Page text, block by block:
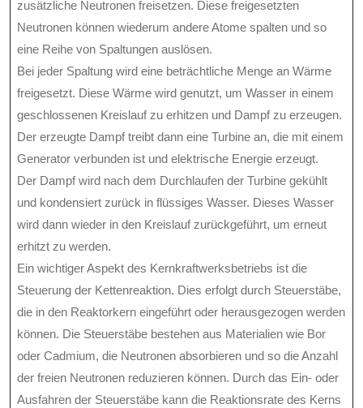
zusätzliche Neutronen freisetzen. Diese freigesetzten
Neutronen können wiederum andere Atome spalten und so
eine Reihe von Spaltungen auslösen.
Bei jeder Spaltung wird eine beträchtliche Menge an Wärme
freigesetzt. Diese Wärme wird genutzt, um Wasser in einem
geschlossenen Kreislauf zu erhitzen und Dampf zu erzeugen.
Der erzeugte Dampf treibt dann eine Turbine an, die mit einem
Generator verbunden ist und elektrische Energie erzeugt.
Der Dampf wird nach dem Durchlaufen der Turbine gekühlt
und kondensiert zurück in flüssiges Wasser. Dieses Wasser
wird dann wieder in den Kreislauf zurückgeführt, um erneut
erhitzt zu werden.
Ein wichtiger Aspekt des Kernkraftwerksbetriebs ist die
Steuerung der Kettenreaktion. Dies erfolgt durch Steuerstäbe,
die in den Reaktorkern eingeführt oder herausgezogen werden
können. Die Steuerstäbe bestehen aus Materialien wie Bor
oder Cadmium, die Neutronen absorbieren und so die Anzahl
der freien Neutronen reduzieren können. Durch das Ein- oder
Ausfahren der Steuerstäbe kann die Reaktionsrate des Kerns